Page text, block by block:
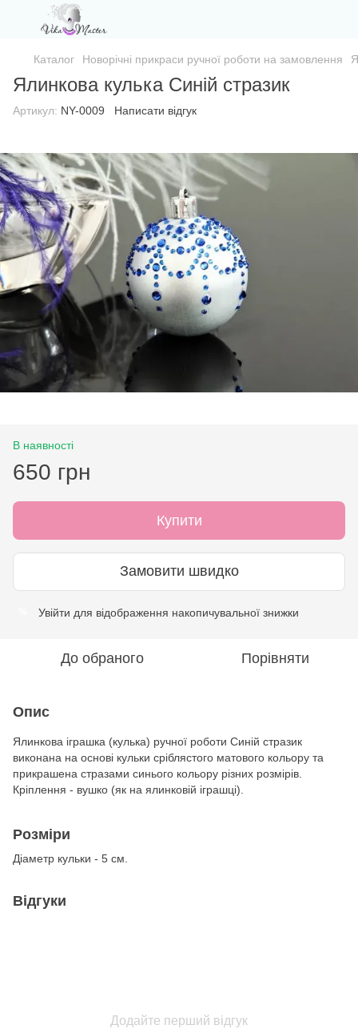
Каталог Новорічні прикраси ручної роботи на замовлення
Ялинкова кулька Синій стразик
Артикул: NY-0009 Написати відгук
В наявності
650 грн
Купити
Замовити швидко
Увійти для відображення накопичувальної знижки
До обраного Порівняти
Опис
Ялинкова іграшка (кулька) ручної роботи Синій стразик
виконана на основі кульки сріблястого матового кольору та
прикрашена стразами синього кольору різних розмірів.
Кріплення - вушко (як на ялинковій іграшці).
Розміри
Діаметр кульки - 5 см.
Відгуки
Додайте перший відгук